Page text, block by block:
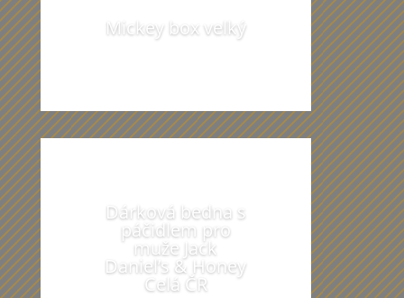
Mickey box velký
Dárková bedna s
páčidlem pro
muže Jack
Daniel’s & Honey
Celá ČR